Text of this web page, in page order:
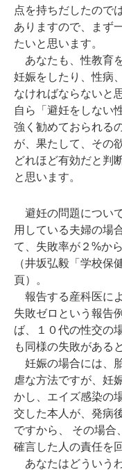
点を持ちだしたので
ありますので、まず
たいと思います。
あなたも、性教育
妊娠をしたり、性病
なければならないと
自ら「避妊をしない
強く勧めておられる
が、果たして、その
どれほど有効だと判
と思います。
避妊の問題につい
用している夫婦の場
て、失敗率が２%か
（井坂弘毅「学校保
頁）。
報告する産科医に
失敗ゼロという報告
ば、１０代の性交の
も同様の失敗がある
妊娠の場合には、
虐な方法ですが、妊
かし、エイズ感染の
交した本人が、発病
ですから、 その場合
確言した人の責任を
あなたはどういう